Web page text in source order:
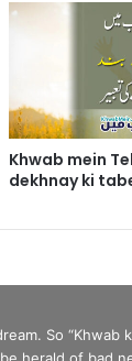
Khwab mein
dekhnay ki
So “Khwab